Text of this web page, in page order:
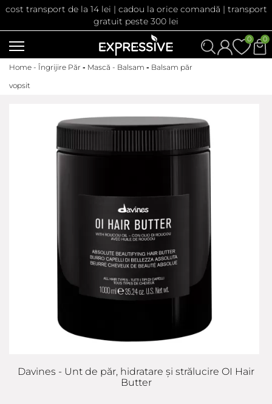
cost transport de la 14 lei | cadou la orice comandă | transport
gratuit peste 300 lei
0
0
Home - Îngrijire Păr - Mască - Balsam - Balsam păr
vopsit
Davines - Unt de păr, hidratare și strălucire OI Hair
Butter